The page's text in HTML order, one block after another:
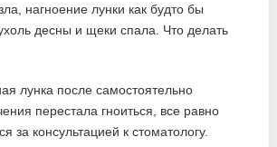
нагноение лунки как будто бы
десны и щеки спала. Что делать